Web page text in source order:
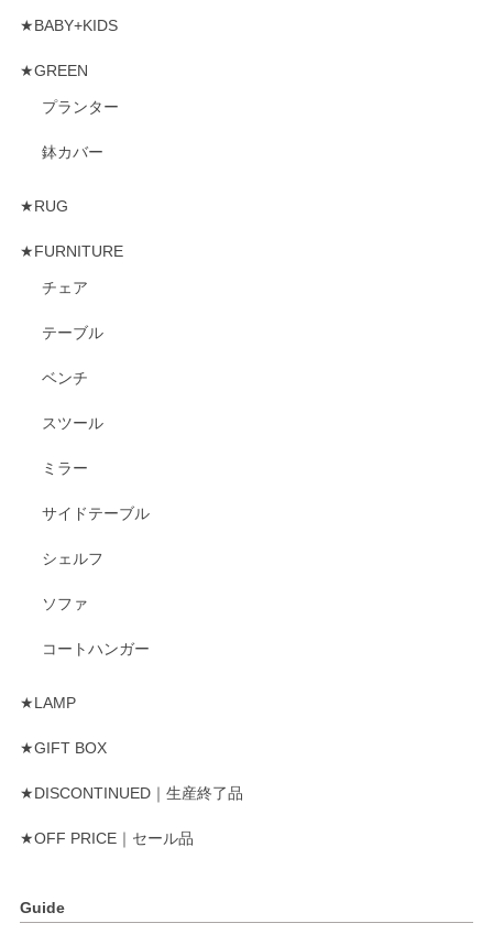
★BABY+KIDS
★GREEN
プランター
鉢カバー
★RUG
★FURNITURE
チェア
テーブル
ベンチ
スツール
ミラー
サイドテーブル
シェルフ
ソファ
コートハンガー
★LAMP
★GIFT BOX
★DISCONTINUED｜生産終了品
★OFF PRICE｜セール品
Guide